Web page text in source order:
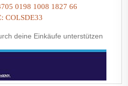
0198 1008 1827 66
COLSDE33
deine Einkäufe unterstützen